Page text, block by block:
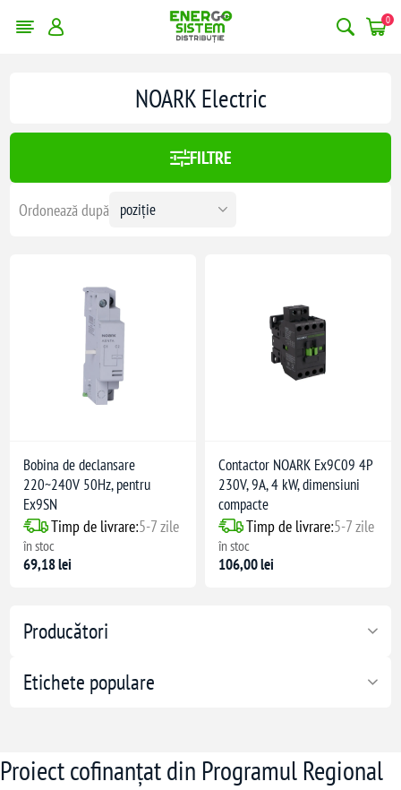
0
Producători
Etichete populare
NOARK Electric
FILTRE
Ordonează după
Bobina de declansare
220~240V 50Hz, pentru
Ex9SN
Timp de livrare:5-7 zile
în stoc
69,18 lei
Contactor NOARK Ex9C09 4P
230V, 9A, 4 kW, dimensiuni
compacte
Timp de livrare:5-7 zile
în stoc
106,00 lei
Proiect cofinanțat din Programul Regional